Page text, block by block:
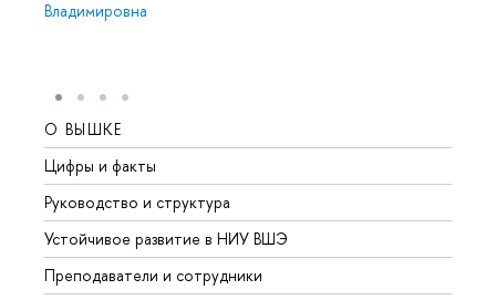
Владимировна
О ВЫШКЕ
Цифры и факты
Руководство и структура
Устойчивое развитие в НИУ ВШЭ
Преподаватели и сотрудники